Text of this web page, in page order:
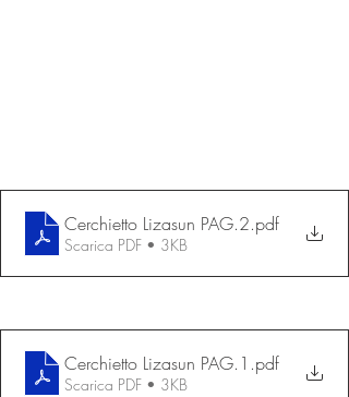
Cerchietto Lizasun PAG.2.pdf
Scarica PDF • 3KB
Cerchietto Lizasun PAG.1 .pdf
Scarica PDF • 3KB